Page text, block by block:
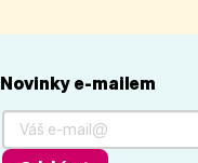
Novinky e-mailem